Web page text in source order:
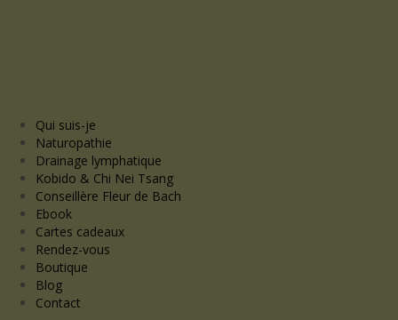
Qui suis-je
Naturopathie
Drainage lymphatique
Kobido & Chi Nei Tsang
Conseillère Fleur de Bach
Ebook
Cartes cadeaux
Rendez-vous
Boutique
Blog
Contact